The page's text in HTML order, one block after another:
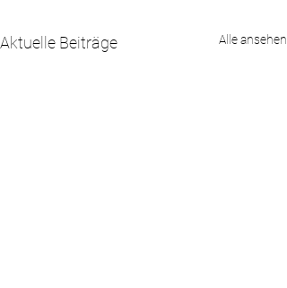
Aktuelle Beiträge Alle ansehen